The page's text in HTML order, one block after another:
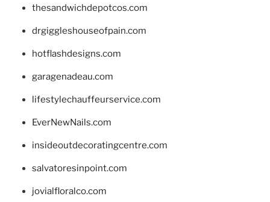
thesandwichdepotcos.com
drgiggleshouseofpain.com
hotflashdesigns.com
garagenadeau.com
lifestylechauffeurservice.com
EverNewNails.com
insideoutdecoratingcentre.com
salvatoresinpoint.com
jovialfloralco.com